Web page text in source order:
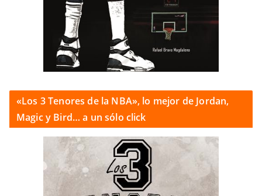
«Los 3 Tenores de la NBA», lo mejor de Jordan,
Magic y Bird… a un sólo click